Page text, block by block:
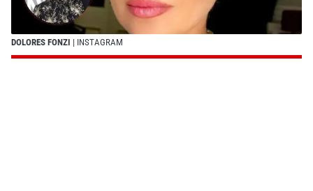
DOLORES FONZI | INSTAGRAM